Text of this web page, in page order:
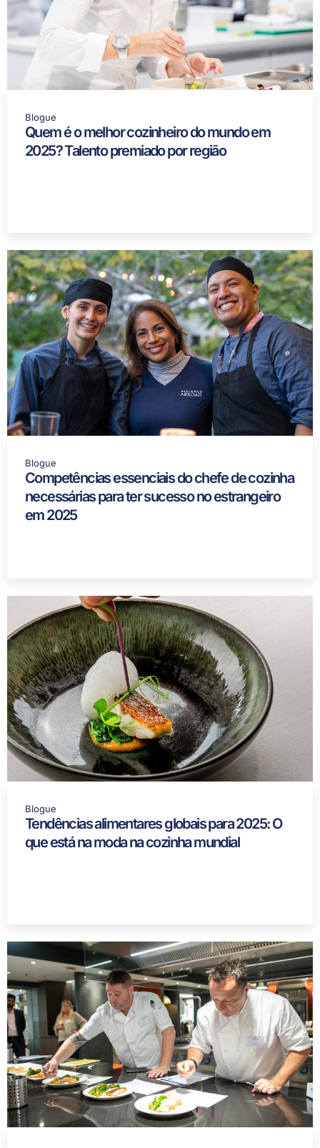
Blogue
Quem é o melhor cozinheiro do mundo em
2025? Talento premiado por região
Blogue
Competências essenciais do chefe de cozinha
necessárias para ter sucesso no estrangeiro
em 2025
Blogue
Tendências alimentares globais para 2025: O
que está na moda na cozinha mundial